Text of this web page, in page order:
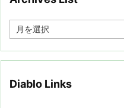
e
Diablo Links